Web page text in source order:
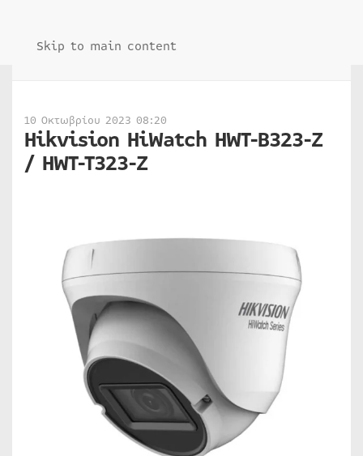
Skip to main content
10 Οκτωβρίου 2023 08:20
Hikvision HiWatch HWT-B323-Z
/ HWT-T323-Z